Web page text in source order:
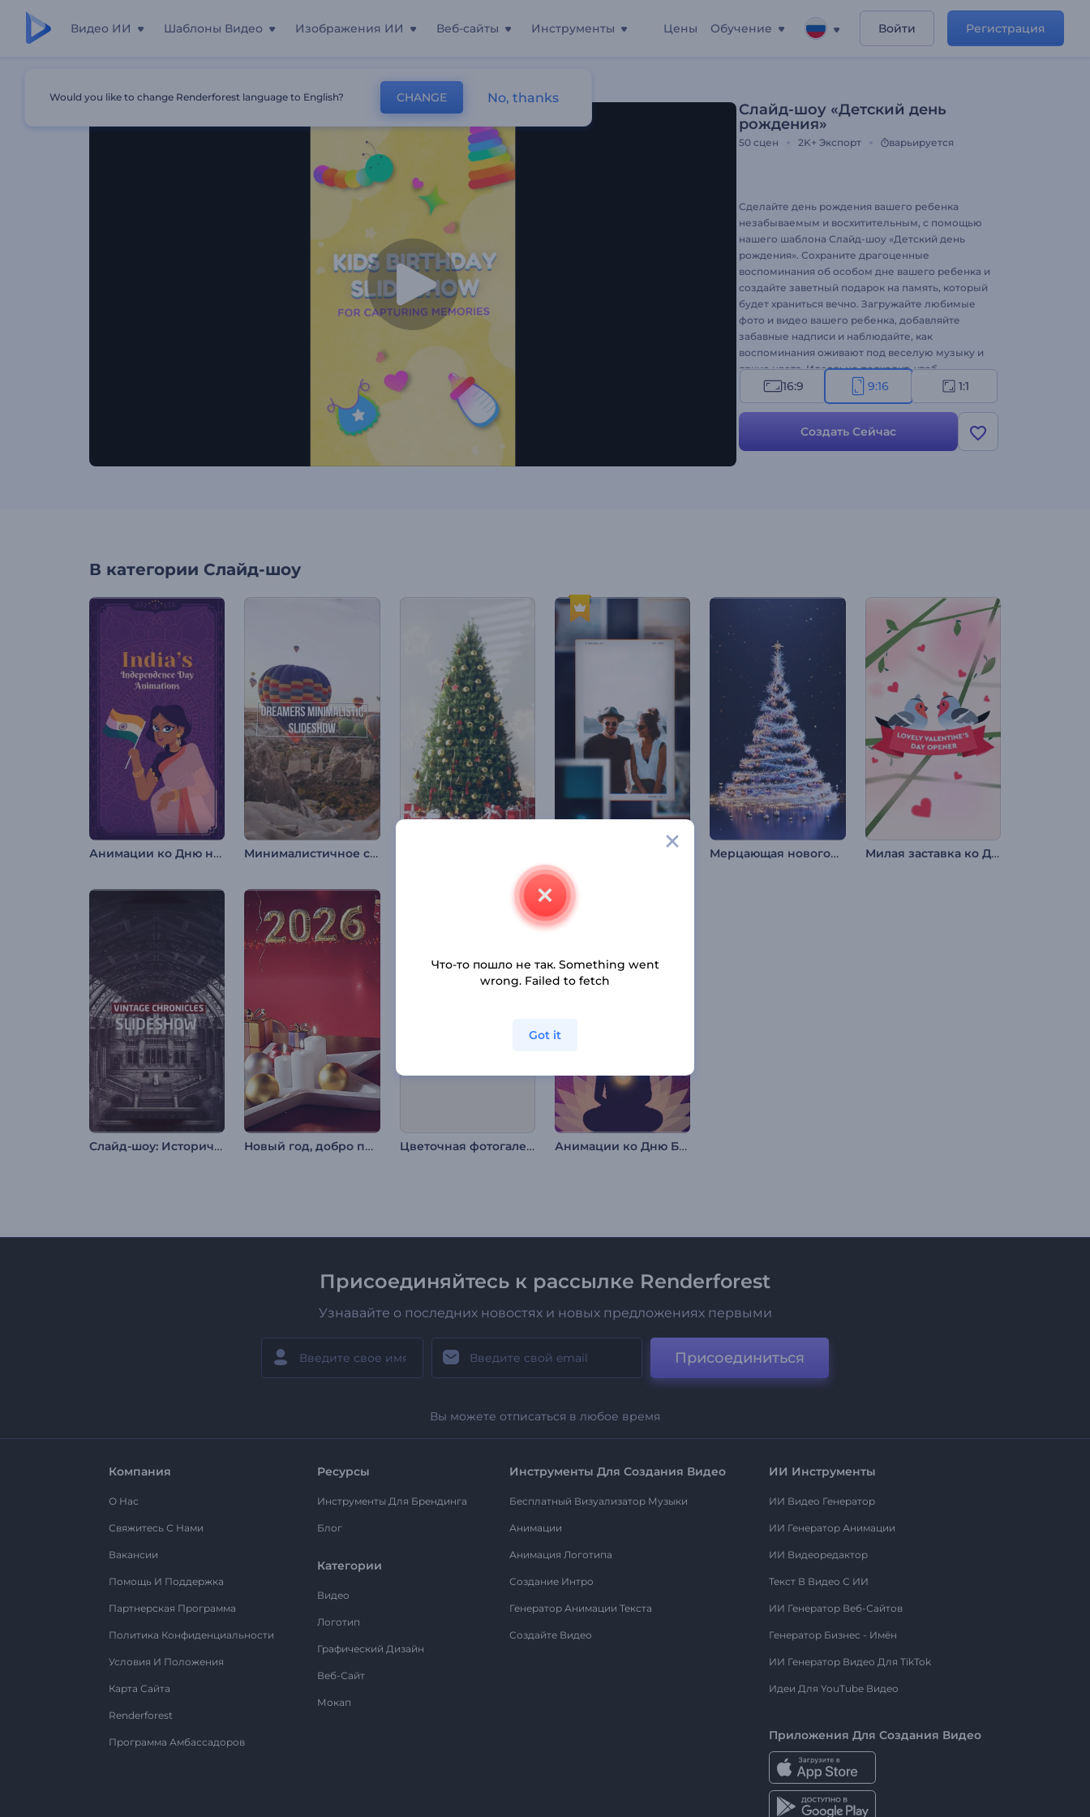
Видео ИИ Шаблоны Видео Изображения ИИ Веб-сайты Инструменты Цены Обучение Войти Регистрация
Слайд-Шоу «Детский День Рождения»
Слайд-шоу «Детский день
рождения»
50 сцен 2K+ Экспорт варьируется
Сделайте день рождения вашего ребенка
незабываемым и восхитительным, с помощью
нашего шаблона Слайд-шоу «Детский день
рождения». Сохраните драгоценные
воспоминания об особом дне вашего ребенка и
создайте заветный подарок на память, который
будет храниться вечно. Загружайте любимые
фото и видео вашего ребенка, добавляйте
забавные надписи и наблюдайте, как
воспоминания оживают под веселую музыку и
яркие цвета. Идеально подходит, чтоб
поделиться с семьей и друзьями, подходит для
публикаций в социальных сетях или
демонстрации на самой вечеринке по случаю
дня рождения, что вызовет улыбки на лицах
гостей. Попробуйте уже сейчас и сделайте
16:9 9:16 1:1
Создать Сейчас
В категории Слайд-шоу
Анимации ко Дню независимости Индии Минималистичное слайд-шоу: Мечтатели Мерцающая новогодняя елка Милая заставка ко Дню св. Валентина
Слайд-шоу: Исторические хроники Новый год, добро пожаловать Цветочная фотогалерея Анимации ко Дню Бодхи
Присоединяйтесь к рассылке Renderforest
Узнавайте о последних новостях и новых предложениях первыми
Присоединиться
Вы можете отписаться в любое время
Компания
О Нас
Свяжитесь С Нами
Вакансии
Помощь И Поддержка
Партнерская Программа
Политика Конфиденциальности
Условия И Положения
Карта Сайта
Renderforest
Программа Амбассадоров
Ресурсы
Инструменты Для Брендинга
Блог
Категории
Видео
Логотип
Графический Дизайн
Веб-Сайт
Мокап
Инструменты Для Создания Видео
Бесплатный Визуализатор Музыки
Анимации
Анимация Логотипа
Создание Интро
Генератор Анимации Текста
Создайте Видео
ИИ Инструменты
ИИ Видео Генератор
ИИ Генератор Анимации
ИИ Видеоредактор
Текст В Видео С ИИ
ИИ Генератор Веб-Сайтов
Генератор Бизнес - Имён
ИИ Генератор Видео Для TikTok
Идеи Для YouTube Видео
Приложения Для Создания Видео
Would you like to change Renderforest language to English? CHANGE No, thanks
Что-то пошло не так. Something went
wrong. Failed to fetch
Got it